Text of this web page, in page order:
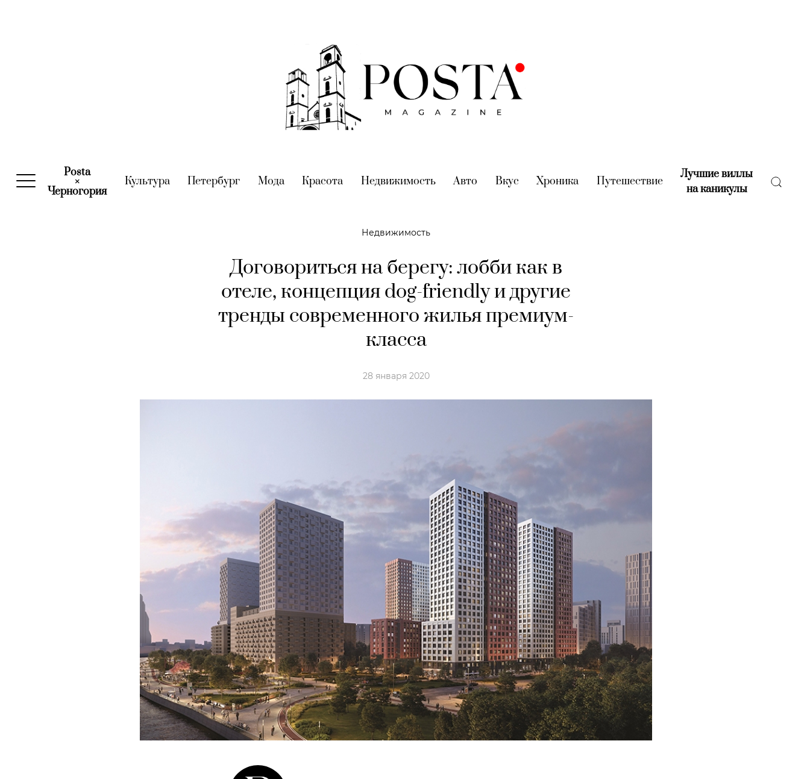
Posta
×
Черногория(current)
Культура(current)
Петербург (current)
Мода(current)
Красота (current)
Недвижимость(current)
Авто (current)
Вкус (current)
Хроника (current)
Путешествие(current)
Лучшие виллы
на каникулы(current)
Недвижимость
Договориться на берегу: лобби как в
отеле, концепция dog-friendly и другие
тренды современного жилья премиум-
класса
28 января 2020